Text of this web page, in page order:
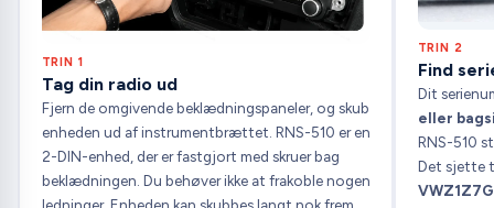
TRIN 1
Tag din radio ud
Fjern de omgivende beklædningspaneler, og skub
enheden ud af instrumentbrættet. RNS-510 er en
2-DIN-enhed, der er fastgjort med skruer bag
beklædningen. Du behøver ikke at frakoble nogen
ledninger. Enheden kan skubbes langt nok frem
TRIN 2
Find
Dit
eller
RNS-510
Det sjette